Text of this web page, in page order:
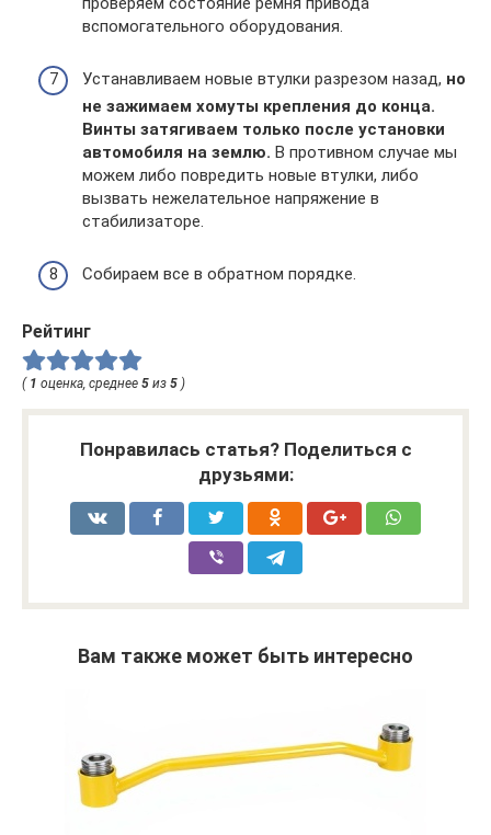
вспомогательного оборудования.
Устанавливаем новые втулки разрезом назад, но
не зажимаем хомуты крепления до конца.
Винты затягиваем только после установки
автомобиля на землю. В противном случае мы
можем либо повредить новые втулки, либо
вызвать нежелательное напряжение в
стабилизаторе.
Собираем все в обратном порядке.
Рейтинг
( 1 оценка, среднее 5 из 5 )
Понравилась статья? Поделиться с
друзьями:
Вам также может быть интересно